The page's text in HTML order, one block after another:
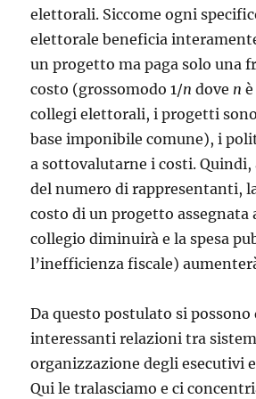
elettorali. Siccome ogni
elettorale beneficia
un progetto ma paga solo una
costo (grossomodo 1/ndove n
collegi elettorali, i progetti
base imponibile comune), i
a sottovalutarne i costi. Quindi,
del numero di rappresentanti,
costo di un progetto assegnata
collegio diminuirà e la spesa
l’inefficienza fiscale)
Da questo postulato si possono
interessanti relazioni tra
organizzazione degli esecutivi
Qui le tralasciamo e ci